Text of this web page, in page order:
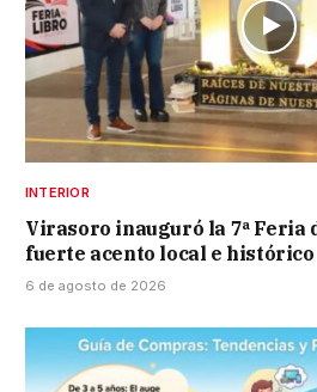
INTERIOR
Virasoro inauguró la 7ª Feria
fuerte acento local e histórico
6 de agosto de 2026